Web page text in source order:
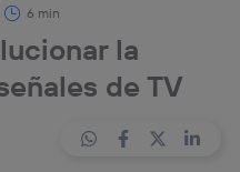
6 min
la
de TV